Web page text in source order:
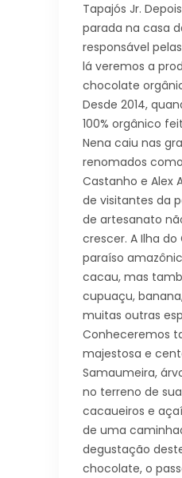
Tapajós Jr.
parada na casa
responsável
lá veremos a
chocolate
Desde 2014,
100% orgânico
Nena caiu nas
renomados
Castanho e Alex
de visitantes da
de artesanato
crescer. A Ilha
paraíso
cacau, mas
cupuaçu,
muitas outras
Conheceremos
majestosa e
Samaumeira,
no terreno de
cacaueiros e
de uma
degustação
chocolate, o